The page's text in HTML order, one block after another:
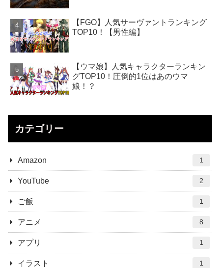
【FGO】人気サーヴァントランキング
TOP10！【男性編】
【ウマ娘】人気キャラクターランキン
グTOP10！圧倒的1位はあのウマ
娘！？
カテゴリー
Amazon 1
YouTube 2
ご飯 1
アニメ 8
アプリ 1
イラスト 1